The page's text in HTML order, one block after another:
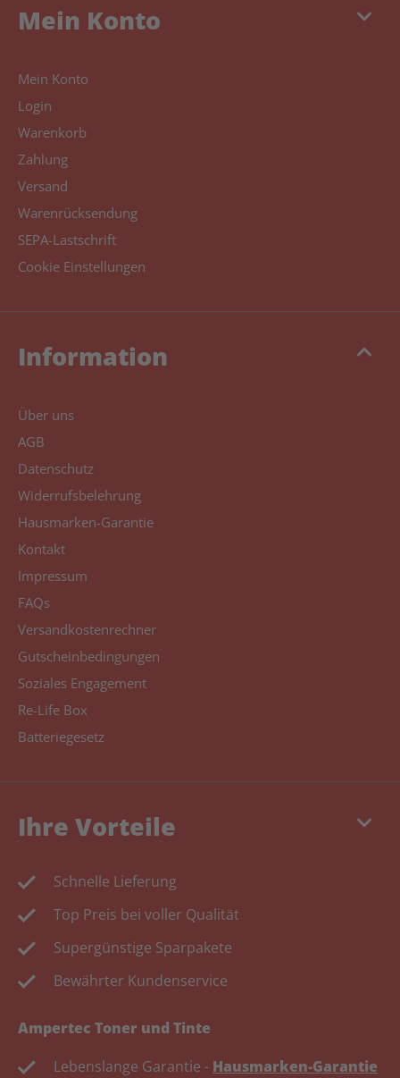
keyboard_arrow_down
Mein Konto
Mein Konto
Login
Warenkorb
Zahlung
Versand
Warenrücksendung
SEPA-Lastschrift
Cookie Einstellungen
keyboard_arrow_up
Information
Über uns
AGB
Datenschutz
Widerrufsbelehrung
Hausmarken-Garantie
Kontakt
Impressum
FAQs
Versandkostenrechner
Gutscheinbedingungen
Soziales Engagement
Re-Life Box
Batteriegesetz
keyboard_arrow_down
Ihre Vorteile
Schnelle Lieferung
Top Preis bei voller Qualität
Supergünstige Sparpakete
Bewährter Kundenservice
Ampertec Toner und Tinte
Lebenslange Garantie - Hausmarken-Garantie